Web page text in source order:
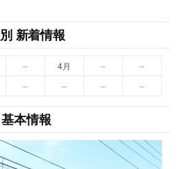
新着情報
– 4月 –
–
– – – –
基本情報